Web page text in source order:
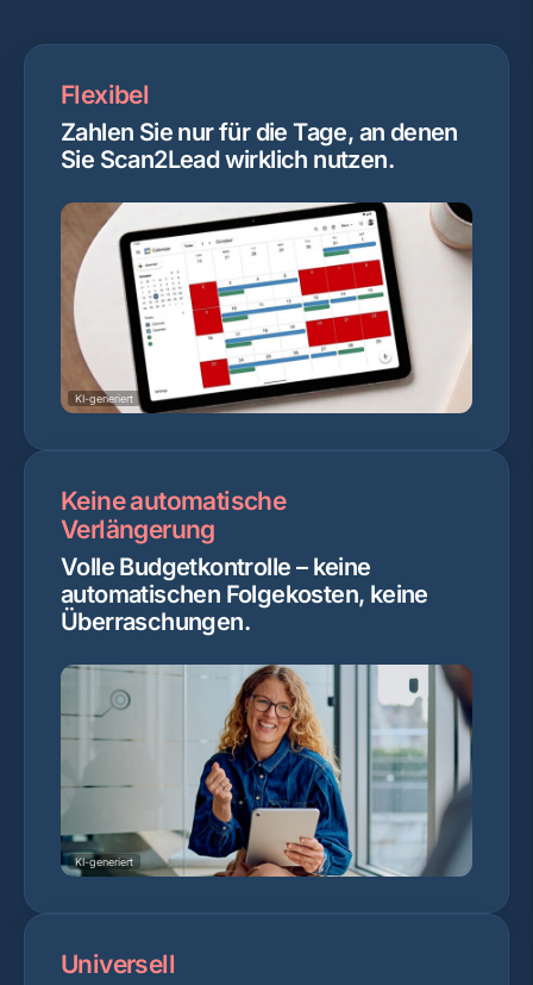
Flexibel
Zahlen Sie nur für die Tage, an denen
Sie Scan2Lead wirklich nutzen.
KI-generiert
Keine automatische
Verlängerung
Volle Budgetkontrolle – keine
automatischen Folgekosten, keine
Überraschungen.
KI-generiert
Universell